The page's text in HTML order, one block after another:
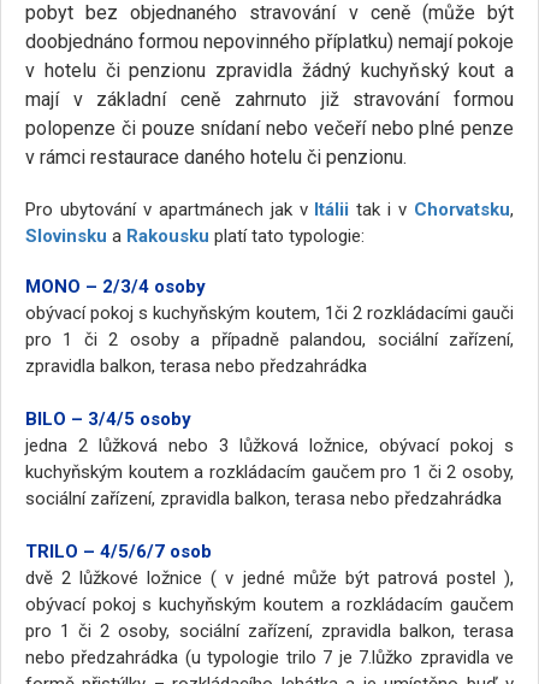
pobyt bez objednaného stravování v ceně (může být
doobjednáno formou nepovinného příplatku) nemají pokoje
v hotelu či penzionu zpravidla žádný kuchyňský kout a
mají v základní ceně zahrnuto již stravování formou
polopenze či pouze snídaní nebo večeří nebo plné penze
v rámci restaurace daného hotelu či penzionu.
Pro ubytování v apartmánech jak v Itáliitak i v Chorvatsku,
Slovinsku a Rakousku platí tato typologie:
MONO – 2/3/4 osoby
obývací pokoj s kuchyňským koutem, 1či 2 rozkládacími gauči
pro 1 či 2 osoby a případně palandou, sociální zařízení,
zpravidla balkon, terasa nebo předzahrádka
BILO – 3/4/5 osoby
jedna 2 lůžková nebo 3 lůžková ložnice, obývací pokoj s
kuchyňským koutem a rozkládacím gaučem pro 1 či 2 osoby,
sociální zařízení, zpravidla balkon, terasa nebo předzahrádka
TRILO – 4/5/6/7 osob
dvě 2 lůžkové ložnice ( v jedné může být patrová postel ),
obývací pokoj s kuchyňským koutem a rozkládacím gaučem
pro 1 či 2 osoby, sociální zařízení, zpravidla balkon, terasa
nebo předzahrádka (u typologie trilo 7 je 7.lůžko zpravidla ve